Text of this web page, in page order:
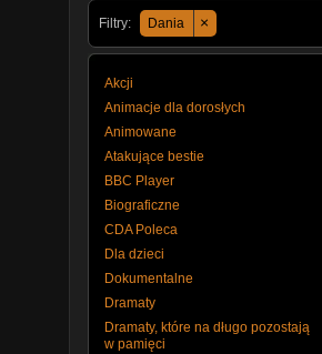
Filtry: Dania ×
Akcji
Animacje dla dorosłych
Animowane
Atakujące bestie
BBC Player
Biograficzne
CDA Poleca
Dla dzieci
Dokumentalne
Dramaty
Dramaty, które na długo pozostają
w pamięci